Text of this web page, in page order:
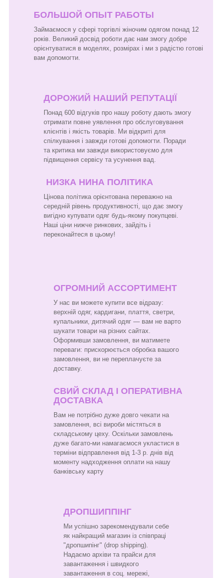
БОЛЬШОЙ ОПЫТ РАБОТЫ
Займаємося у сфері торгівлі жіночим одягом понад 12
років. Великий досвід роботи дає нам змогу добре
орієнтуватися в моделях, розмірах і ми з радістю готові
вам допомогти.
ДОРОЖИЙ НАШИЙ РЕПУТАЦІЇ
Понад 600 відгуків про нашу роботу дають змогу
отримати повне уявлення про обслуговування
клієнтів і якість товарів. Ми відкриті для
спілкування і завжди готові допомогти. Поради
та критика ми завжди використовуємо для
підвищення сервісу та усунення вад.
НИЗКА НИНА ПОЛІТИКА
Цінова політика орієнтована переважно на
середній рівень продуктивності, що дає змогу
вигідно купувати одяг будь-якому покупцеві.
Наші ціни нижче ринкових, зайдіть і
переконайтеся в цьому!
ОГРОМНИЙ АССОРТИМЕНТ
У нас ви можете купити все відразу:
верхній одяг, кардигани, плаття, светри,
купальники, дитячий одяг — вам не варто
шукати товари на різних сайтах.
Оформивши замовлення, ви матимете
переваги: прискорюється обробка вашого
замовлення, ви не переплачуєте за
доставку.
СВИЙ СКЛАД І ОПЕРАТИВНА
ДОСТАВКА
Вам не потрібно дуже довго чекати на
замовлення, всі вироби містяться в
складському цеху. Оскільки замовлень
дуже багато-ми намагаємося укластися в
терміни відправлення від 1-3 р. днів від
моменту надходження оплати на нашу
банківську карту
ДРОПШИППІНГ
Ми успішно зарекомендували себе
як найкращий магазин із співпраці
"дропшипінг" (drop shipping).
Надаємо архіви та прайси для
завантаження і швидкого
завантаження в соц. мережі,